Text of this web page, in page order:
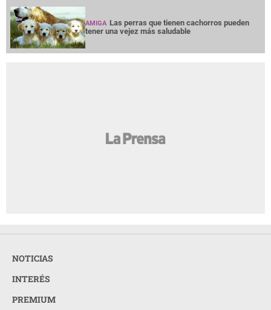
AMIGA Las perras que tienen cachorros pueden
tener una vejez más saludable
NOTICIAS
INTERÉS
PREMIUM